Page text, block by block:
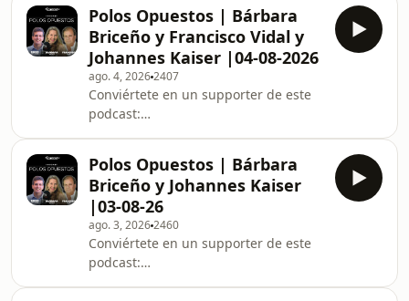
Polos Opuestos | Bárbara
Briceño y Francisco Vidal y
Johannes Kaiser |04-08-2026
ago. 4, 20262407
Conviértete en un supporter de este
podcast:
Polos Opuestos | Bárbara
Briceño y Johannes Kaiser
|03-08-26
ago. 3, 20262460
Conviértete en un supporter de este
podcast: